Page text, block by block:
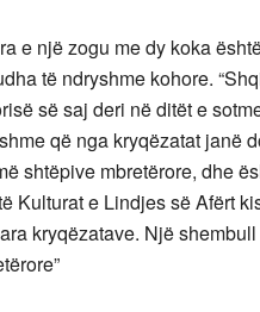
e një zogu me dy koka
të ndryshme kohore.
së saj deri në ditët e
që nga kryqëzatat janë
shtëpive mbretërore, dhe
Kulturat e Lindjes së Afërt
kryqëzatave. Një